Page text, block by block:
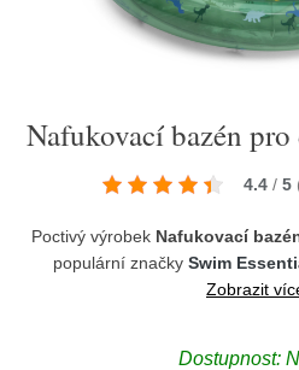
Nafukovací bazén
4.4 / 5
Poctivý výrobek Nafukovací
populární značky Swim
Zobrazit
Dostupnost: